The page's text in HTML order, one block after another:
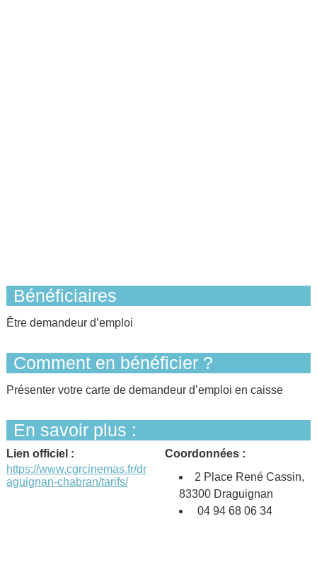
Bénéficiaires
Être demandeur d’emploi
Comment en bénéficier ?
Présenter votre carte de demandeur d’emploi en caisse
En savoir plus :
Lien officiel :
https://www.cgrcinemas.fr/dr
aguignan-chabran/tarifs/
Coordonnées :
2 Place René Cassin,
83300 Draguignan
‎ 04 94 68 06 34